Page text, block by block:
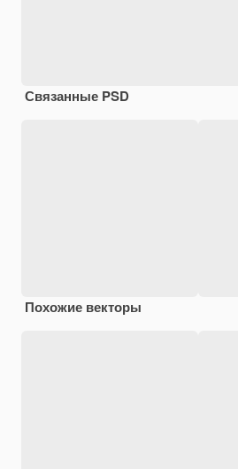
Связанные PSD
Похожие векторы